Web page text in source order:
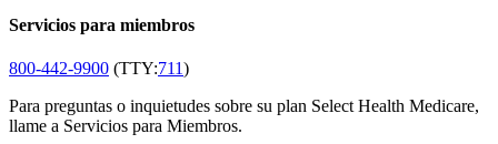
Servicios para miembros
800-442-9900 (TTY:711)
Para preguntas o inquietudes sobre su plan Select Health Medicare,
llame a Servicios para Miembros.